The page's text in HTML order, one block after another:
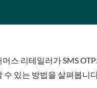
스 리테일러가 SMS
수 있는 방법을 살펴봅니